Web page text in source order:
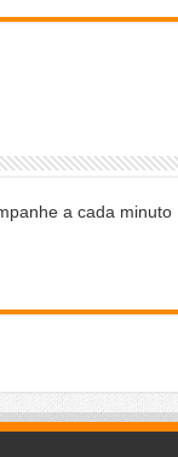
a cada minuto